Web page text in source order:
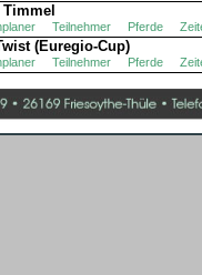
Teilnehmer Pferde
(Euregio-Cup)
Teilnehmer Pferde